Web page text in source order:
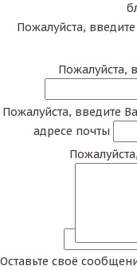
Пожалуйста,
Пожалуйста,
Пожалуйста, введите
адресе почты
Оставьте своё